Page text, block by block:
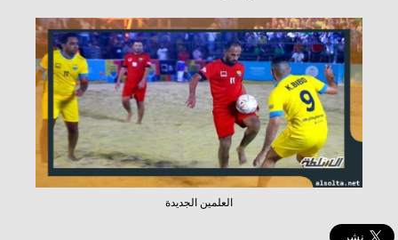
العلمين الجديدة